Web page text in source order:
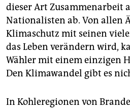
dieser Art Zusammenarbeit
Nationalisten ab. Von allen
Klimaschutz mit seinen
das Leben verändern wird,
Wähler mit einem einzigen
Den Klimawandel gibt es
In Kohleregionen von